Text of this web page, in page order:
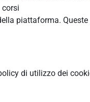
piattaforma.
di utilizzo dei